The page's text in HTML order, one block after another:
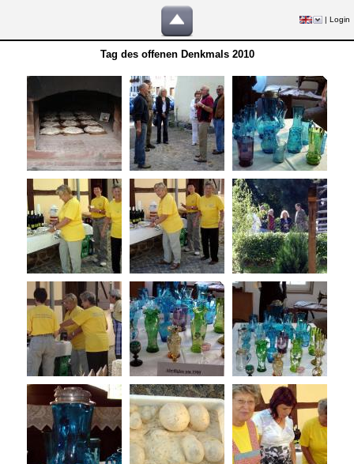
| Login
Tag des offenen Denkmals 2010